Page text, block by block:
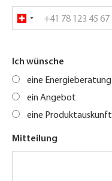
Ich wünsche
eine Energieberatung
ein Angebot
eine Produktauskunft
Mitteilung